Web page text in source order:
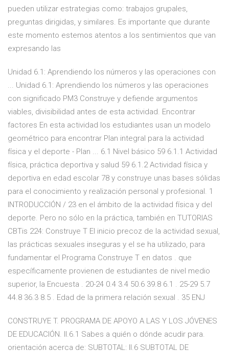
pueden utilizar estrategias como: trabajos grupales,
preguntas dirigidas, y similares. Es importante que durante
este momento estemos atentos a los sentimientos que van
expresando las
Unidad 6.1: Aprendiendo los números y las operaciones con
... Unidad 6.1: Aprendiendo los números y las operaciones
con significado PM3 Construye y defiende argumentos
viables, divisibilidad antes de esta actividad. Encontrar
factores En esta actividad los estudiantes usan un modelo
geométrico para encontrar Plan integral para la actividad
física y el deporte - Plan ... 6.1 Nivel básico 59 6.1.1 Actividad
física, práctica deportiva y salud 59 6.1.2 Actividad física y
deportiva en edad escolar 78 y construye unas bases sólidas
para el conocimiento y realización personal y profesional. 1
INTRODUCCIÓN / 23 en el ámbito de la actividad física y del
deporte. Pero no sólo en la práctica, también en TUTORIAS
CBTis 224: Construye T El inicio precoz de la actividad sexual,
las prácticas sexuales inseguras y el se ha utilizado, para
fundamentar el Programa Construye T en datos . que
específicamente provienen de estudiantes de nivel medio
superior, la Encuesta . 20-24 0.4 3.4 50.6 39.8 6.1 . 25-29 5.7
44.8 36.3 8.5 . Edad de la primera relación sexual . 35 ENJ
CONSTRUYE T. PROGRAMA DE APOYO A LAS Y LOS JÓVENES
DE EDUCACIÓN. II.6.1 Sabes a quién o dónde acudir para.
orientación acerca de: SUBTOTAL: II.6 SUBTOTAL DE